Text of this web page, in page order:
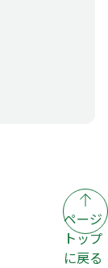
ページ
トップ
に戻る